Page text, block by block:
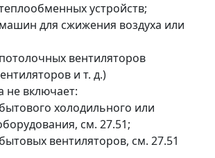
устройств;
для сжижения воздуха или
вентиляторов
и т. д.)
не включает:
холодильного или
см. 27.51;
вентиляторов, см. 27.51